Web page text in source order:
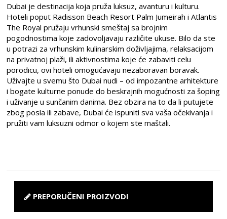
Dubai je destinacija koja pruža luksuz, avanturu i kulturu.
Hoteli poput Radisson Beach Resort Palm Jumeirah i Atlantis
The Royal pružaju vrhunski smeštaj sa brojnim
pogodnostima koje zadovoljavaju različite ukuse. Bilo da ste
u potrazi za vrhunskim kulinarskim doživljajima, relaksacijom
na privatnoj plaži, ili aktivnostima koje će zabaviti celu
porodicu, ovi hoteli omogućavaju nezaboravan boravak.
Uživajte u svemu što Dubai nudi – od impozantne arhitekture
i bogate kulturne ponude do beskrajnih mogućnosti za šoping
i uživanje u sunčanim danima. Bez obzira na to da li putujete
zbog posla ili zabave, Dubai će ispuniti sva vaša očekivanja i
pružiti vam luksuzni odmor o kojem ste maštali.
PREPORUČENI PROIZVODI